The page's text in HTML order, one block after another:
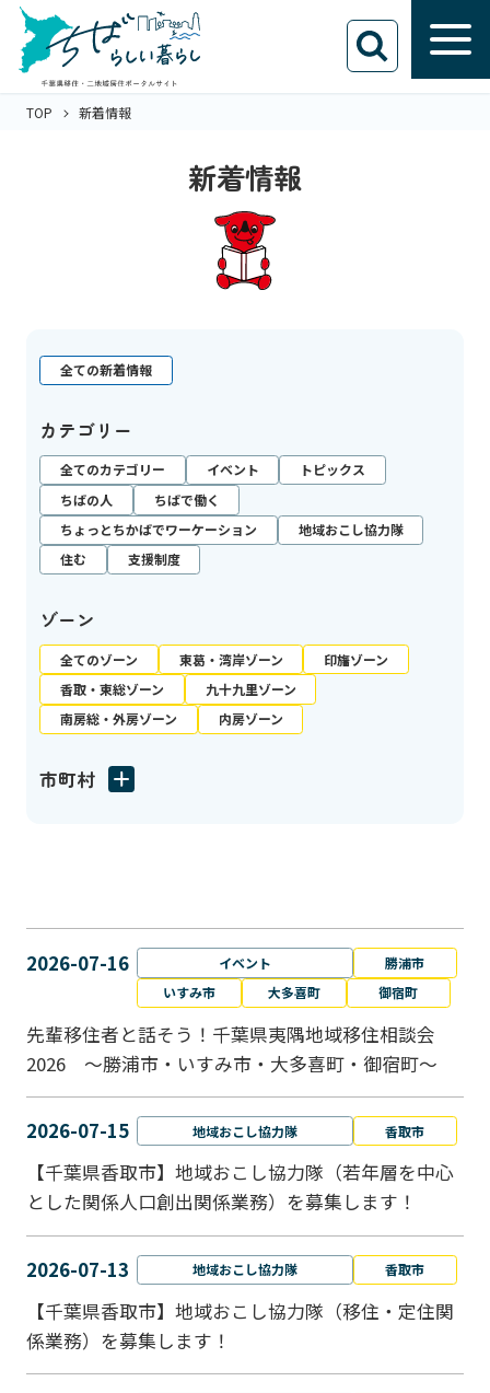
TOP 新着情報
新着情報
全ての新着情報
カテゴリー
全てのカテゴリー イベント
トピックス
ちばの人
ちばで働く
ちょっとちかばでワーケーション
地域おこし協力隊
住む
支援制度
ゾーン
全てのゾーン 東葛・湾岸ゾーン
印旛ゾーン
香取・東総ゾーン
九十九里ゾーン
南房総・外房ゾーン
内房ゾーン
市町村
2026-07-16 イベント
勝浦市
いすみ市
大多喜町 御宿町
先輩移住者と話そう！千葉県夷隅地域移住相談会
2026 ～勝浦市・いすみ市・大多喜町・御宿町～
2026-07-15 地域おこし協力隊 香取市
【千葉県香取市】地域おこし協力隊（若年層を中心
とした関係人口創出関係業務）を募集します！
2026-07-13 地域おこし協力隊 香取市
【千葉県香取市】地域おこし協力隊（移住・定住関
係業務）を募集します！